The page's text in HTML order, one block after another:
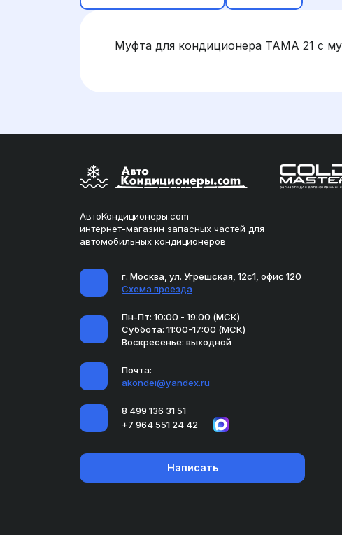
Муфта для кондиционера TAMA 21 с
АвтоКондиционеры.com —
интернет-магазин запасных частей для
автомобильных кондиционеров
г. Москва, ул. Угрешская, 12с1, офис 120
Схема проезда
Пн-Пт: 10:00 - 19:00 (МСК)
Суббота: 11:00-17:00 (МСК)
Воскресенье: выходной
Почта:
akondei@yandex.ru
8 499 136 31 51
+7 964 551 24 42
Написать